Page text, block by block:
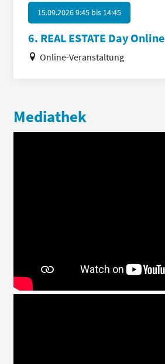
15.09.2026 9:45 bis 14:45
6. REAL ESTATE Day Online
Online-Veranstaltung
Mediathek